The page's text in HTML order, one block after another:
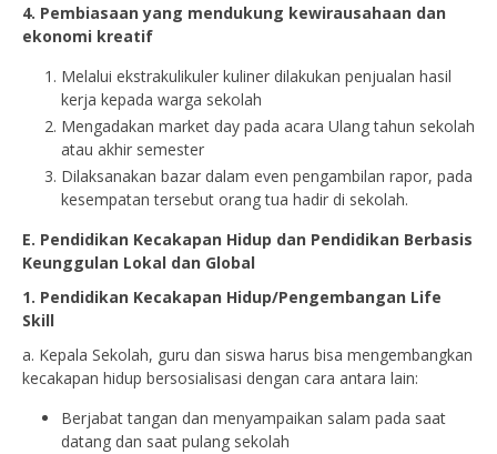
4. Pembiasaan yang mendukung kewirausahaan dan
ekonomi kreatif
Melalui ekstrakulikuler kuliner dilakukan penjualan hasil
kerja kepada warga sekolah
Mengadakan market day pada acara Ulang tahun sekolah
atau akhir semester
Dilaksanakan bazar dalam even pengambilan rapor, pada
kesempatan tersebut orang tua hadir di sekolah.
E. Pendidikan Kecakapan Hidup dan Pendidikan Berbasis
Keunggulan Lokal dan Global
1. Pendidikan Kecakapan Hidup/Pengembangan Life
Skill
a. Kepala Sekolah, guru dan siswa harus bisa mengembangkan
kecakapan hidup bersosialisasi dengan cara antara lain:
Berjabat tangan dan menyampaikan salam pada saat
datang dan saat pulang sekolah